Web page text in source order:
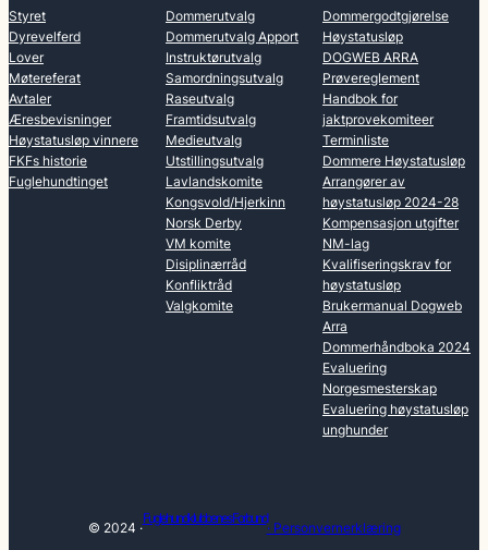
Styret
Dyrevelferd
Lover
Møtereferat
Avtaler
Æresbevisninger
Høystatusløp vinnere
FKFs historie
Fuglehundtinget
Dommerutvalg
Dommerutvalg Apport
Instruktørutvalg
Samordningsutvalg
Raseutvalg
Framtidsutvalg
Medieutvalg
Utstillingsutvalg
Lavlandskomite
Kongsvold/Hjerkinn
Norsk Derby
VM komite
Disiplinærråd
Konfliktråd
Valgkomite
Dommergodtgjørelse
Høystatusløp
DOGWEB ARRA
Prøvereglement
Handbok for
jaktprovekomiteer
Terminliste
Dommere Høystatusløp
Arrangører av
høystatusløp 2024-28
Kompensasjon utgifter
NM-lag
Kvalifiseringskrav for
høystatusløp
Brukermanual Dogweb
Arra
Dommerhåndboka 2024
Evaluering
Norgesmesterskap
Evaluering høystatusløp
unghunder
© 2024 ·
Fuglehundklubbenes Forbund
· Personvernerklæring